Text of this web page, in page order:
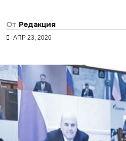
От Редакция
АПР 23, 2026